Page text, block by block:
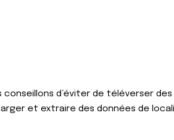
d’éviter de téléverser
et extraire des données de